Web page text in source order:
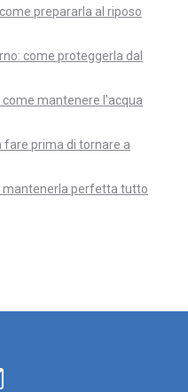
prepararla al riposo
come proteggerla dal
mantenere l’acqua
fare prima di tornare a
mantenerla perfetta tutto